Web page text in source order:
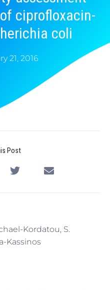
ciprofloxacin-
coli
21, 2016
Post
Kordatou, S.
Kassinos